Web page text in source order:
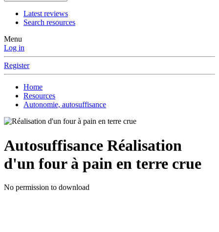
Latest reviews
Search resources
Menu
Log in
Register
Home
Resources
Autonomie, autosuffisance
Autosuffisance Réalisation
d'un four à pain en terre crue
No permission to download